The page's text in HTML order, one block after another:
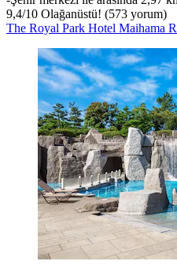
9,4/10 Olağanüstü! (573 yorum)
The Royal Park Hotel Maihama